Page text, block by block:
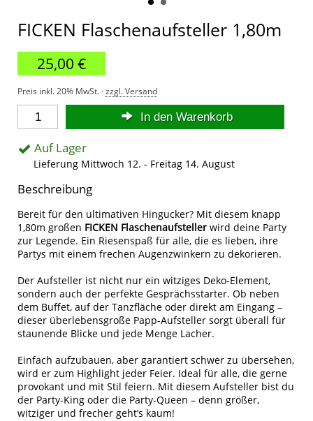
FICKEN Flaschenaufsteller 1,80m
25,00 €
Preis inkl. 20% MwSt. ·zzgl. Versand
In den Warenkorb
Auf Lager
Lieferung Mittwoch 12. - Freitag 14. August
Beschreibung
Bereit für den ultimativen Hingucker? Mit diesem knapp
1,80m großen FICKEN Flaschenaufsteller wird deine Party
zur Legende. Ein Riesenspaß für alle, die es lieben, ihre
Partys mit einem frechen Augenzwinkern zu dekorieren.
Der Aufsteller ist nicht nur ein witziges Deko-Element,
sondern auch der perfekte Gesprächsstarter. Ob neben
dem Buffet, auf der Tanzfläche oder direkt am Eingang –
dieser überlebensgroße Papp-Aufsteller sorgt überall für
staunende Blicke und jede Menge Lacher.
Einfach aufzubauen, aber garantiert schwer zu übersehen,
wird er zum Highlight jeder Feier. Ideal für alle, die gerne
provokant und mit Stil feiern. Mit diesem Aufsteller bist du
der Party-King oder die Party-Queen – denn größer,
witziger und frecher geht’s kaum!